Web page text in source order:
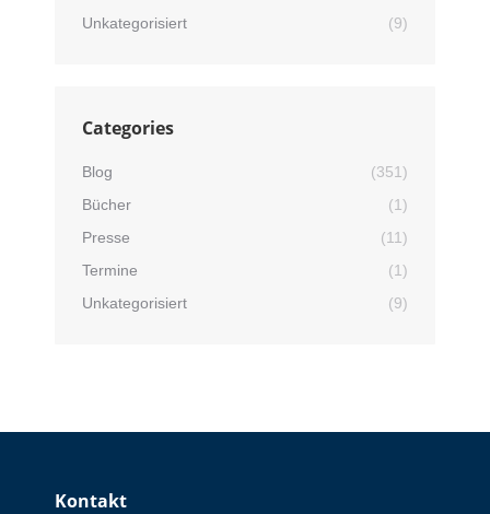
Unkategorisiert
(9)
Categories
Blog
(351)
Bücher
(1)
Presse
(11)
Termine
(1)
Unkategorisiert
(9)
Kontakt